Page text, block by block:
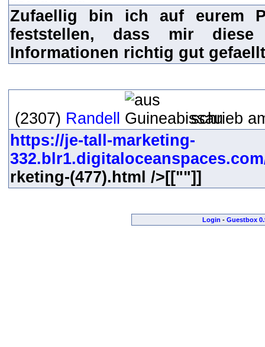
Zufaellig bin ich auf eurem
feststellen, dass mir
Informationen richtig gut
(2307) Randell
schrieb
https://je-tall-marketing-
rketing-(477).html />[[""]]
Login - Guestbox